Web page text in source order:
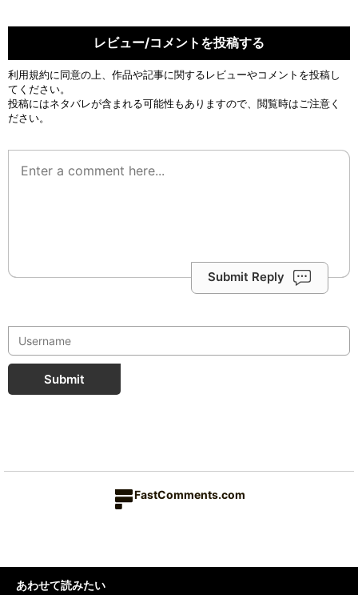
レビュー/コメントを投稿する
利用規約に同意の上、作品や記事に関するレビューやコメントを投稿し
てください。
投稿にはネタバレが含まれる可能性もありますので、閲覧時はご注意く
ださい。
Submit Reply
Submit
FastComments.com
あわせて読みたい